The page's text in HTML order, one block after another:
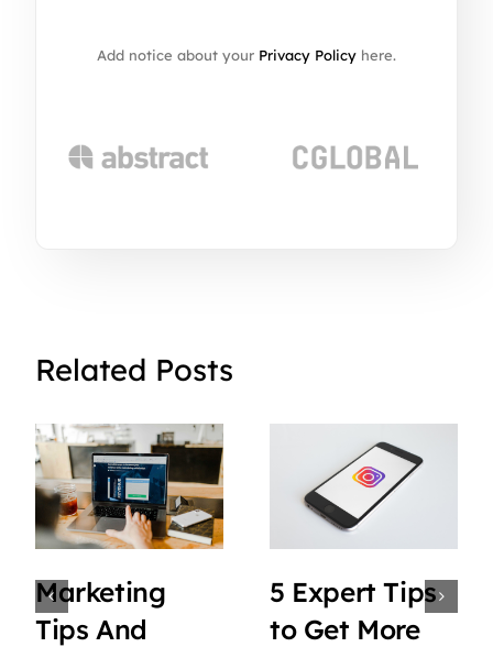
Add notice about your Privacy Policy here.
Related Posts
Marketing
Tips And
5 Expert Tips
to Get More